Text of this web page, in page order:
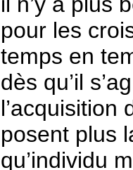
pour les
temps en
dès qu’il
l’acquisition
posent plus
qu’individu